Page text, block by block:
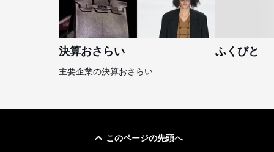
決算おさらい
主要企業の決算おさらい
ふくびと
このページの先頭へ